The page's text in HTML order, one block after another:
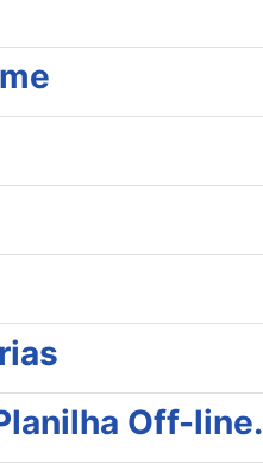
Off-line.